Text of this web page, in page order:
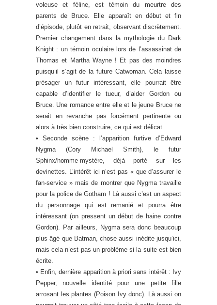
voleuse et féline, est témoin du meurtre des
parents de Bruce. Elle apparaît en début et fin
d’épisode, plutôt en retrait, observant discrètement.
Premier changement dans la mythologie du Dark
Knight : un témoin oculaire lors de l’assassinat de
Thomas et Martha Wayne ! Et pas des moindres
puisqu’il s’agit de la future Catwoman. Cela laisse
présager un futur intéressant, elle pourrait être
capable d’identifier le tueur, d’aider Gordon ou
Bruce. Une romance entre elle et le jeune Bruce ne
serait en revanche pas forcément pertinente ou
alors à très bien construire, ce qui est délicat.
• Seconde scène : l’apparition furtive d’Edward
Nygma (Cory Michael Smith), le futur
Sphinx/homme-mystère, déjà porté sur les
devinettes. L’intérêt ici n’est pas « que d’assurer le
fan-service » mais de montrer que Nygma travaille
pour la police de Gotham ! Là aussi c’est un aspect
du personnage qui est remanié et pourra être
intéressant (on pressent un début de haine contre
Gordon). Par ailleurs, Nygma sera donc beaucoup
plus âgé que Batman, chose aussi inédite jusqu’ici,
mais cela n’est pas un problème si la suite est bien
écrite.
• Enfin, dernière apparition à priori sans intérêt : Ivy
Pepper, nouvelle identité pour une petite fille
arrosant les plantes (Poison Ivy donc). Là aussi on